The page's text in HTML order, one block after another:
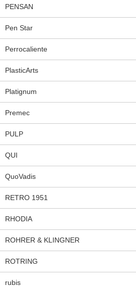
PENSAN
Pen Star
Perrocaliente
PlasticArts
Platignum
Premec
PULP
QUI
QuoVadis
RETRO 1951
RHODIA
ROHRER & KLINGNER
ROTRING
rubis